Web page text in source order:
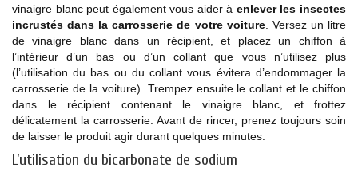
vinaigre blanc peut également vous aider à enlever les insectes
incrustés dans la carrosserie de votre voiture. Versez un litre
de vinaigre blanc dans un récipient, et placez un chiffon à
l’intérieur d’un bas ou d’un collant que vous n’utilisez plus
(l’utilisation du bas ou du collant vous évitera d’endommager la
carrosserie de la voiture). Trempez ensuite le collant et le chiffon
dans le récipient contenant le vinaigre blanc, et frottez
délicatement la carrosserie. Avant de rincer, prenez toujours soin
de laisser le produit agir durant quelques minutes.
L’utilisation du bicarbonate de sodium